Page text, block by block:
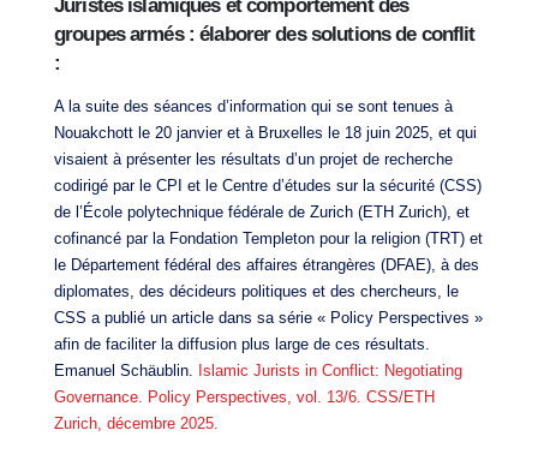
Juristes islamiques et comportement des
groupes armés : élaborer des solutions de conflit
:
A la suite des séances d’information qui se sont tenues à
Nouakchott le 20 janvier et à Bruxelles le 18 juin 2025, et qui
visaient à présenter les résultats d’un projet de recherche
codirigé par le CPI et le Centre d’études sur la sécurité (CSS)
de l’École polytechnique fédérale de Zurich (ETH Zurich), et
cofinancé par la Fondation Templeton pour la religion (TRT) et
le Département fédéral des affaires étrangères (DFAE), à des
diplomates, des décideurs politiques et des chercheurs, le
CSS a publié un article dans sa série « Policy Perspectives »
afin de faciliter la diffusion plus large de ces résultats.
Emanuel Schäublin. Islamic Jurists in Conflict: Negotiating
Governance. Policy Perspectives, vol. 13/6. CSS/ETH
Zurich, décembre 2025.